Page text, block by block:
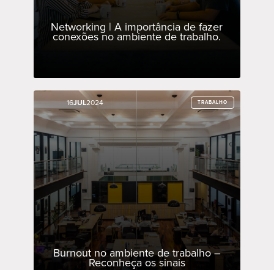
Networking | A importância de fazer
conexões no ambiente de trabalho.
16JUL2024 TRABALHO
Burnout no ambiente de trabalho –
Reconheça os sinais
16JUL2024 TRABALHO